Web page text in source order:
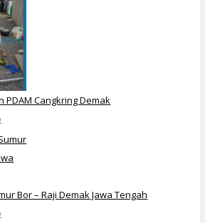
PDAM Cangkring Demak
Bor – Raji Demak Jawa Tengah